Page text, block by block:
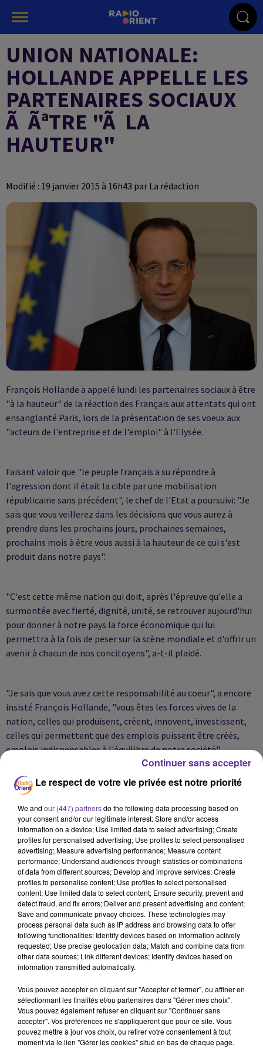
UNION NATIONALE:
HOLLANDE APPELLE LES
PARTENAIRES SOCIAUX
Ã ÃªTRE "Ã LA
HAUTEUR"
Modifié : 19 janvier 2015 à 16h43 par La rédaction
François Hollande a appelé lundi les partenaires sociaux à être
"à la hauteur" de la réaction des Français aux attentats qui ont
ensanglanté Paris, lors de la présentation de ses voeux aux
"acteurs de l'entreprise et de l'emploi" à l'Elysée.
Faisant valoir que "le peuple français a su répondre à
l'agression dont il était la cible par une mobilisation
républicaine sans précédent", le chef de l'Etat a poursuivi: "Je
sais que vous veillerez dans les décisions que vous aurez à
prendre dans les prochains jours, prochaines semaines,
prochains mois à être vous aussi à la hauteur de ce qui s'est
produit dans notre pays".
"C'est cette même nation qui doit, après l'épreuve qu'elle a
surmontée avec fierté, dignité, unité, se retrouver aujourd'hui
pour donner à notre pays la force économique qui lui
permettra à la fois de peser sur la scène mondiale et d'offrir un
avenir à chacun de nos concitoyens", a-t-il plaidé.
"Je sais que vous avez cette responsabilité au coeur", a encore
insisté François Hollande, "vous êtes les forces vives de la
nation, celles qui produisent, créent, innovent, investissent,
celles qui permettent que des emplois puissent être créés,
emplois indispensables à l'équilibre de notre société".
"Vous êtes des forces qui favorisent l'intégration par le travail,
par la réussite et par l'espoir d'être pleinement (...) des
citoyens", a-t-il encore souligné.
AFP
LA PLAYLIST
Le respect de votre vie privée est notre priorité
We and our (447) partnersdo the following data processing based on
your consent and/or our legitimate interest: Store and/or access
information on a device; Use limited data to select advertising; Create
profiles for personalised advertising; Use profiles to select personalised
advertising; Measure advertising performance; Measure content
performance; Understand audiences through statistics or combinations
of data from different sources; Develop and improve services; Create
profiles to personalise content; Use profiles to select personalised
content; Use limited data to select content; Ensure security, prevent and
detect fraud, and fix errors; Deliver and present advertising and content;
Save and communicate privacy choices. These technologies may
process personal data such as IP address and browsing data to offer
following functionalities: Identify devices based on information actively
requested; Use precise geolocation data; Match and combine data from
other data sources; Link different devices; Identify devices based on
information transmitted automatically.
Vous pouvez accepter en cliquant sur "Accepter et fermer", ou affiner en
sélectionnant les finalités et/ou partenaires dans "Gérer mes choix".
Vous pouvez également refuser en cliquant sur "Continuer sans
accepter". Vos préférences ne s'appliqueront que pour ce site. Vous
pouvez mettre à jour vos choix, ou retirer votre consentement à tout
moment via le lien "Gérer les cookies" situé en bas de chaque page.
Continuer sans accepter